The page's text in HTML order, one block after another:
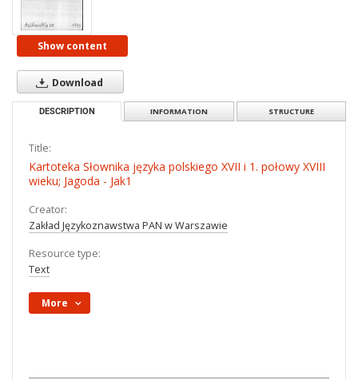
Show content
Download
DESCRIPTION INFORMATION STRUCTURE
Title:
Kartoteka Słownika języka polskiego XVII i 1. połowy XVIII
wieku; Jagoda - Jak1
Creator:
Zakład Językoznawstwa PAN w Warszawie
Resource type:
Text
More